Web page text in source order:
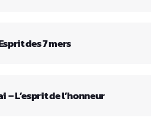
des 7 mers
– L’esprit de l’honneur